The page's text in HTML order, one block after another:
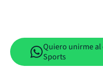
Quiero unirme al
Sports